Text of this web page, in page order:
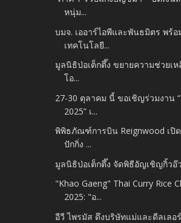
หนุ่ม...
บมจ. เออาร์ไอพีและพันธมิตร พร้อ
เทคโนโลยี...
มูลนิธิป่อเต็กตึ๊ง ขยายความช่วยเ
โอ...
27-30 ตุลาคม นี้ ขอเชิญร่วมงาน
2025” เ...
พิพิธภัณฑ์การบิน Reignwood เปิ
ปักกิ่ง ...
มูลนิธิป่อเต็กตึ๊ง จัดพิธีอัญเชิญกิ้วอ๊ว
"Khao Gaeng" Thai Curry Rice
2025: "อ...
อีวี ไพรมัส ดึงบริษัทแม่และดีลเลอ